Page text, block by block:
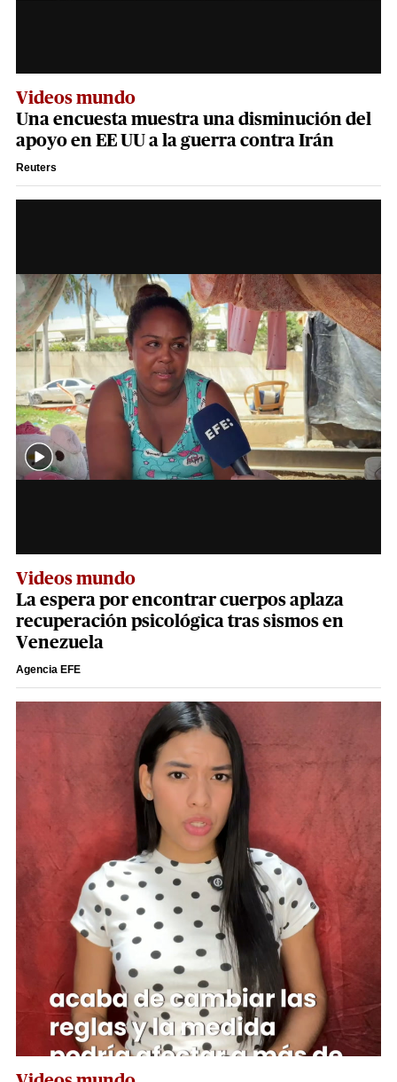
Videos mundo
Una encuesta muestra una disminución del
apoyo en EE UU a la guerra contra Irán
Reuters
Videos mundo
La espera por encontrar cuerpos aplaza
recuperación psicológica tras sismos en
Venezuela
Agencia EFE